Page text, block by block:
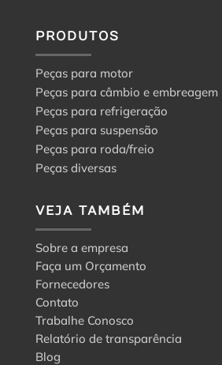
PRODUTOS
Peças para motor
Peças para câmbio e embreagem
Peças para refrigeração
Peças para suspensão
Peças para roda/freio
Peças diversas
VEJA TAMBÉM
Sobre a empresa
Faça um Orçamento
Fornecedores
Contato
Trabalhe Conosco
Relatório de transparência
Blog